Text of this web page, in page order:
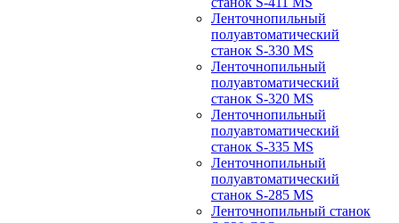
Ленточнопильный
полуавтоматический
станок S-330 MS
Ленточнопильный
полуавтоматический
станок S-320 MS
Ленточнопильный
полуавтоматический
станок S-335 MS
Ленточнопильный
полуавтоматический
станок S-285 MS
Ленточнопильный станок